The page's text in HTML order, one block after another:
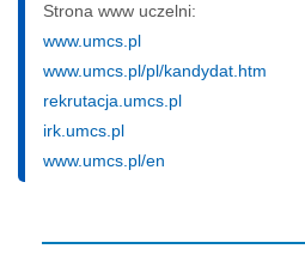
Strona www uczelni:
www.umcs.pl
www.umcs.pl/pl/kandydat.htm
rekrutacja.umcs.pl
irk.umcs.pl
www.umcs.pl/en